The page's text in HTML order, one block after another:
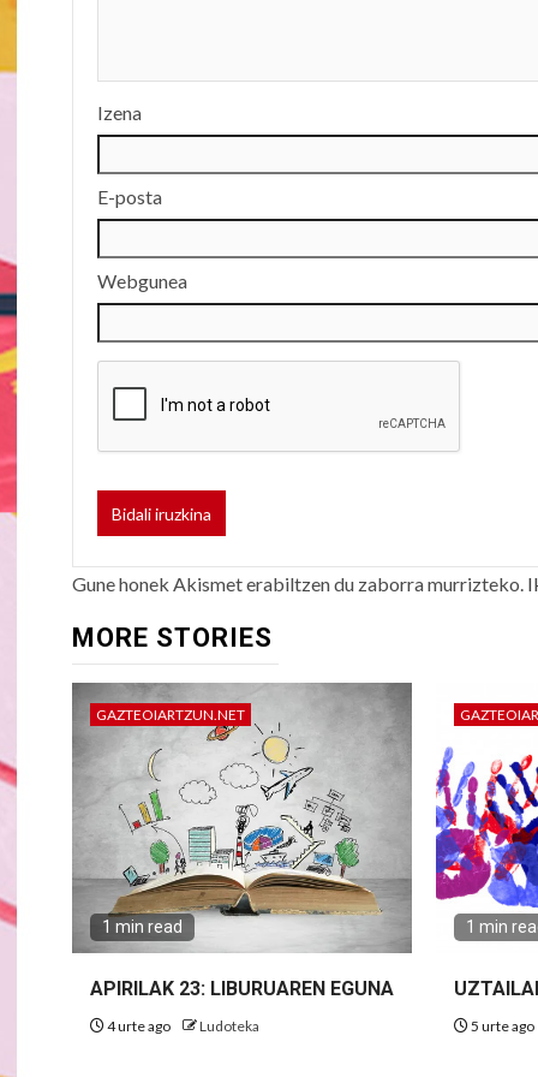
Izena
E-posta
Webgunea
Gune honek Akismet erabiltzen du zaborra murrizteko.
MORE STORIES
GAZTEOIARTZUN.NET
1 min read
APIRILAK 23: LIBURUAREN EGUNA
4 urte ago Ludoteka
1 min
5 urte ago